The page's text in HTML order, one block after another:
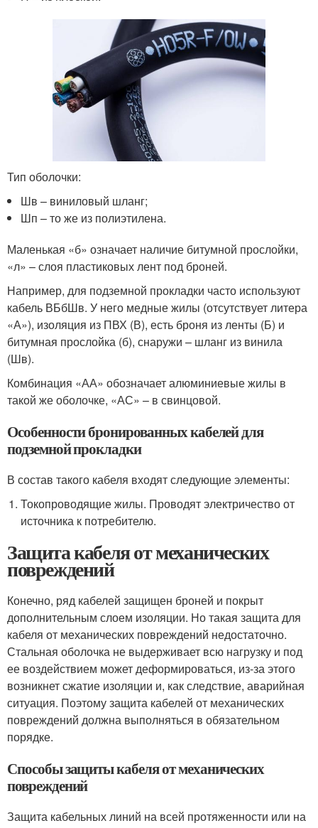
Тип оболочки:
Шв – виниловый шланг;
Шп – то же из полиэтилена.
Маленькая «б» означает наличие битумной прослойки,
«л» – слоя пластиковых лент под броней.
Например, для подземной прокладки часто используют
кабель ВБбШв. У него медные жилы (отсутствует литера
«А»), изоляция из ПВХ (В), есть броня из ленты (Б) и
битумная прослойка (б), снаружи – шланг из винила
(Шв).
Комбинация «АА» обозначает алюминиевые жилы в
такой же оболочке, «АС» – в свинцовой.
Особенности бронированных кабелей для
подземной прокладки
В состав такого кабеля входят следующие элементы:
Токопроводящие жилы. Проводят электричество от
источника к потребителю.
Защита кабеля от механических
повреждений
Конечно, ряд кабелей защищен броней и покрыт
дополнительным слоем изоляции. Но такая защита для
кабеля от механических повреждений недостаточно.
Стальная оболочка не выдерживает всю нагрузку и под
ее воздействием может деформироваться, из-за этого
возникнет сжатие изоляции и, как следствие, аварийная
ситуация. Поэтому защита кабелей от механических
повреждений должна выполняться в обязательном
порядке.
Способы защиты кабеля от механических
повреждений
Защита кабельных линий на всей протяженности или на